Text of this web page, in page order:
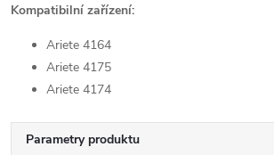
Kompatibilní zařízení:
Ariete 4164
Ariete 4175
Ariete 4174
Parametry produktu